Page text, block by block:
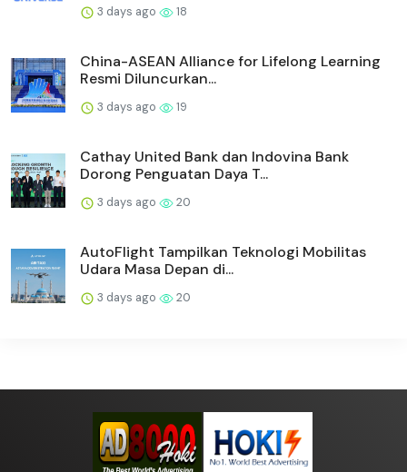
3 days ago 18
China-ASEAN Alliance for Lifelong Learning
Resmi Diluncurkan...
3 days ago 19
Cathay United Bank dan Indovina Bank
Dorong Penguatan Daya T...
3 days ago 20
AutoFlight Tampilkan Teknologi Mobilitas
Udara Masa Depan di...
3 days ago 20